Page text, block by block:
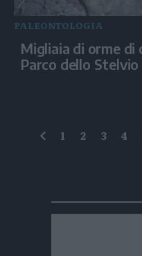
PALEONTOLOGIA
Migliaia di orme
Parco dello Stelvio
precedente
1 2 3 4